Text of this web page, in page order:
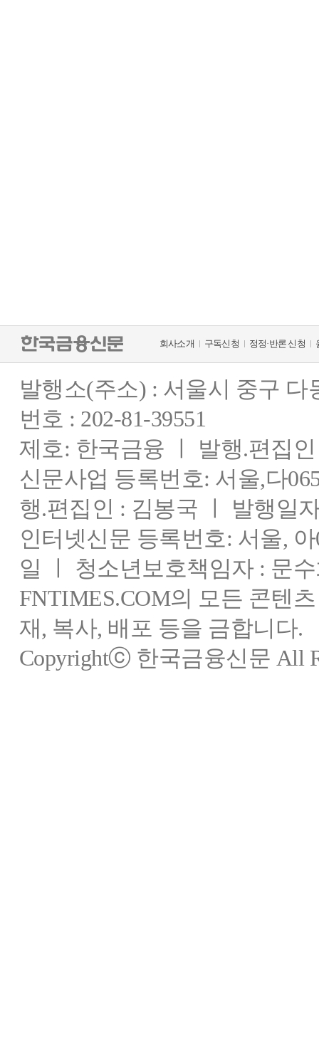
회사소개 구독신청 정정·반론 신청
발행소(주소) : 서울시 중구
번호 : 202-81-39551
제호: 한국금융 ㅣ 발행.편집
신문사업 등록번호: 서울,다
행.편집인 : 김봉국 ㅣ 발행일
인터넷신문 등록번호: 서울,
일 ㅣ 청소년보호책임자 : 문
FNTIMES.COM의 모든 콘텐
재, 복사, 배포 등을 금합니다.
Copyrightⓒ 한국금융신문 All